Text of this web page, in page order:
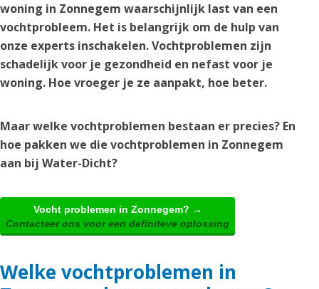
woning in Zonnegem waarschijnlijk last van een
vochtprobleem. Het is belangrijk om de hulp van
onze experts inschakelen. Vochtproblemen zijn
schadelijk voor je gezondheid en nefast voor je
woning. Hoe vroeger je ze aanpakt, hoe beter.
Maar welke vochtproblemen bestaan er precies? En
hoe pakken we die vochtproblemen in Zonnegem
aan bij Water-Dicht?
Vocht problemen in Zonnegem? →
Contacteer ons voor een definiteve oplossing
Welke vochtproblemen in